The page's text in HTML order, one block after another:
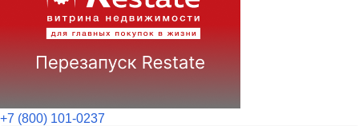
+7 (800) 101-0237